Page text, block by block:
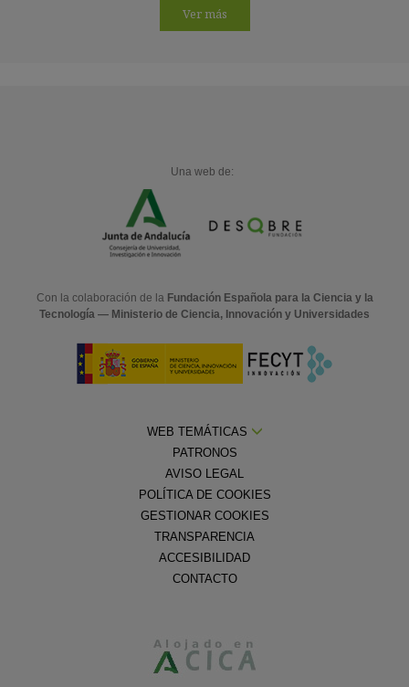
Ver más
Una web de:
Con la colaboración de la Fundación Española para la Ciencia y la
Tecnología — Ministerio de Ciencia, Innovación y Universidades
WEB TEMÁTICAS
PATRONOS
AVISO LEGAL
POLÍTICA DE COOKIES
GESTIONAR COOKIES
TRANSPARENCIA
ACCESIBILIDAD
CONTACTO